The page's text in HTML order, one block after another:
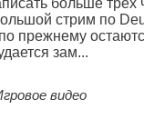
больше трех
стрим по
прежнему
зам...
видео